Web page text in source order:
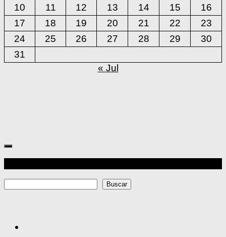
10
11 12 13 14 15
16
17
18 19 20 21 22
23
24
25 26 27 28 29
30
31
« Jul
Buscar